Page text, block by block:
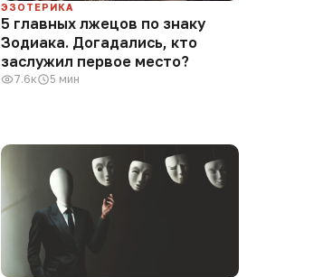
ЭЗОТЕРИКА
5 главных лжецов по знаку
Зодиака. Догадались, кто
заслужил первое место?
7.6к 5 мин